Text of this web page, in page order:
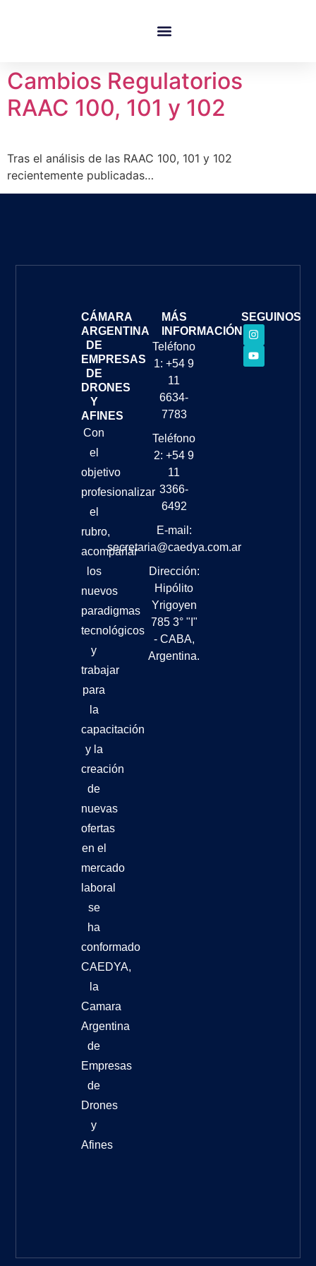
Cambios Regulatorios
RAAC 100, 101 y 102
Tras el análisis de las RAAC 100, 101 y 102
recientemente publicadas…
CÁMARA
ARGENTINA
DE
EMPRESAS
DE
DRONES
Y
AFINES
Con
el
objetivo
profesionalizar
el
rubro,
acompañar
los
nuevos
paradigmas
tecnológicos
y
trabajar
para
la
capacitación
y la
creación
de
nuevas
ofertas
en el
mercado
laboral
se
ha
conformado
CAEDYA,
la
Camara
Argentina
de
Empresas
de
Drones
y
Afines
MÁS
INFORMACIÓN
Teléfono
1: +54 9
11
6634-
7783
Teléfono
2: +54 9
11
3366-
6492
E-mail:
secretaria@caedya.com.ar
Dirección:
Hipólito
Yrigoyen
785 3° "I"
- CABA,
Argentina.
SEGUINOS